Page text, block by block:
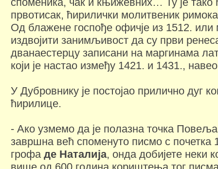
првотисак, ћирилички молитвеник
Од блажене госпође офичје из 1512.
издвојити занимљивост да су први
дванаестерцу записани на маргинама
који је настао између 1421. и 1431.,
У Дубровнику је постојао прилично дуг
ћирилице.
- Ако узмемо да је полазна точка
завршна већ споменуто писмо с почетка
грофа де Наталија, онда добијете неки